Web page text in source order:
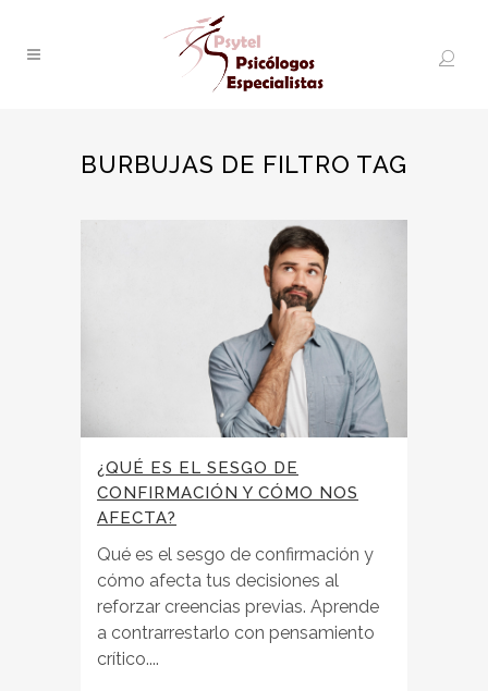
BURBUJAS DE FILTRO TAG
¿QUÉ ES EL SESGO DE
CONFIRMACIÓN Y CÓMO NOS
AFECTA?
Qué es el sesgo de confirmación y
cómo afecta tus decisiones al
reforzar creencias previas. Aprende
a contrarrestarlo con pensamiento
crítico....